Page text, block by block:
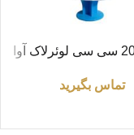
تماس بگیرید